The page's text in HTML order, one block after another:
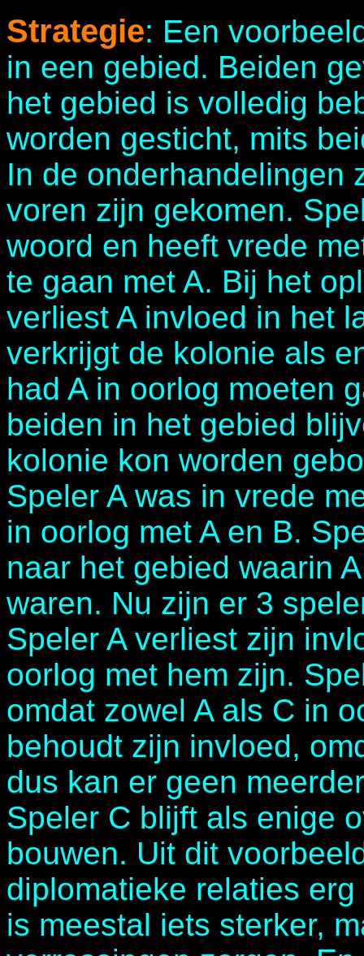
Strategie: Een
in een gebied. Beiden
het gebied is volledig
worden gesticht, mits
In de onderhandelingen
voren zijn gekomen.
woord en heeft vrede
te gaan met A. Bij het
verliest A invloed in het
verkrijgt de kolonie als
had A in oorlog moeten
beiden in het gebied
kolonie kon worden
Speler A was in vrede
in oorlog met A en B.
naar het gebied waarin
waren. Nu zijn er 3
Speler A verliest zijn
oorlog met hem zijn.
omdat zowel A als C in
behoudt zijn invloed,
dus kan er geen
Speler C blijft als enige
bouwen. Uit dit
diplomatieke relaties
is meestal iets sterker,